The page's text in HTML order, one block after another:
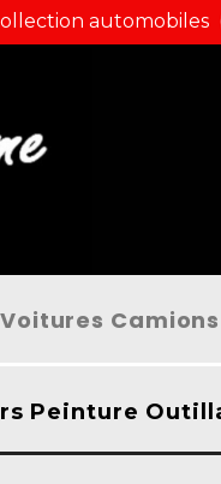
automobiles
Camions
Peinture